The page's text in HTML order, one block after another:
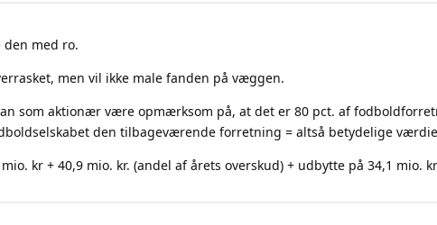
den med ro.
men vil ikke male fanden på væggen.
som aktionær være opmærksom på, at det er 80 pct. af
den tilbageværende forretning = altså betydelige
kr + 40,9 mio. kr. (andel af årets overskud) + udbytte på 34,1 mio.